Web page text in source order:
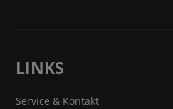
LINKS
Service & Kontakt